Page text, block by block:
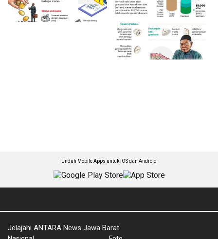
Unduh Mobile Apps untuk iOS dan Android
Jelajahi ANTARA News Jawa Barat